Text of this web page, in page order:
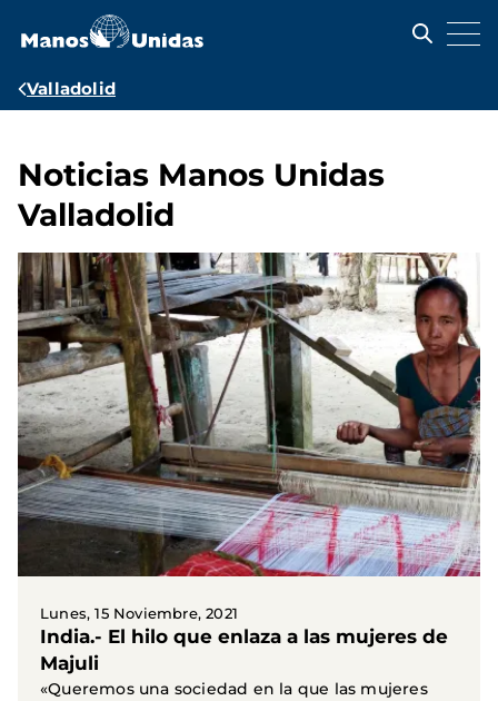
contenido
Ruta
navegación
Valladolid
Noticias Manos Unidas
Valladolid
Lunes, 15 Noviembre, 2021
India.- El hilo que enlaza a las mujeres de
Majuli
«Queremos una sociedad en la que las mujeres